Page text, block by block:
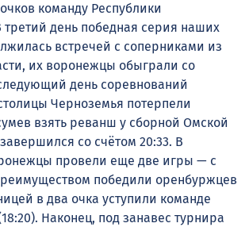
команду Республики
третий день победная серия наших
встречей с соперниками из
их воронежцы обыграли со
день соревнований
Черноземья потерпели
взять реванш у сборной Омской
со счётом 20:33. В
провели еще две игры — с
победили оренбуржцев
в два очка уступили команде
Наконец, под занавес турнира